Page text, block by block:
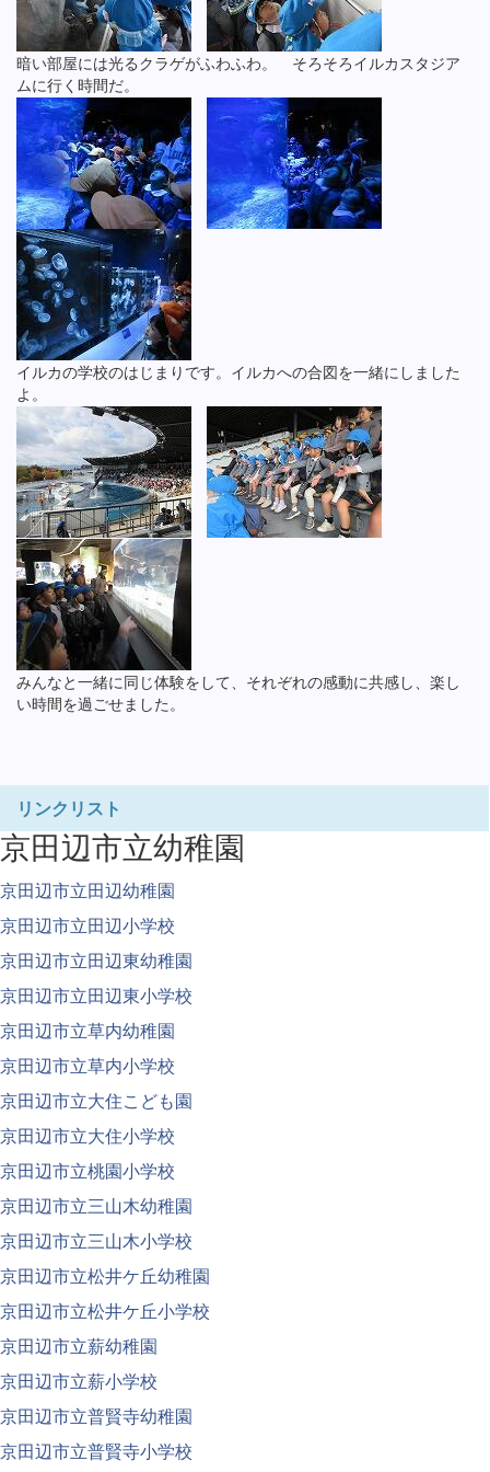
暗い部屋には光るクラゲがふわふわ。 そろそろイルカスタジア
ムに行く時間だ。
イルカの学校のはじまりです。イルカへの合図を一緒にしました
よ。
みんなと一緒に同じ体験をして、それぞれの感動に共感し、楽し
い時間を過ごせました。
リンクリスト
京田辺市立幼稚園
京田辺市立田辺幼稚園
京田辺市立田辺小学校
京田辺市立田辺東幼稚園
京田辺市立田辺東小学校
京田辺市立草内幼稚園
京田辺市立草内小学校
京田辺市立大住こども園
京田辺市立大住小学校
京田辺市立桃園小学校
京田辺市立三山木幼稚園
京田辺市立三山木小学校
京田辺市立松井ケ丘幼稚園
京田辺市立松井ケ丘小学校
京田辺市立薪幼稚園
京田辺市立薪小学校
京田辺市立普賢寺幼稚園
京田辺市立普賢寺小学校